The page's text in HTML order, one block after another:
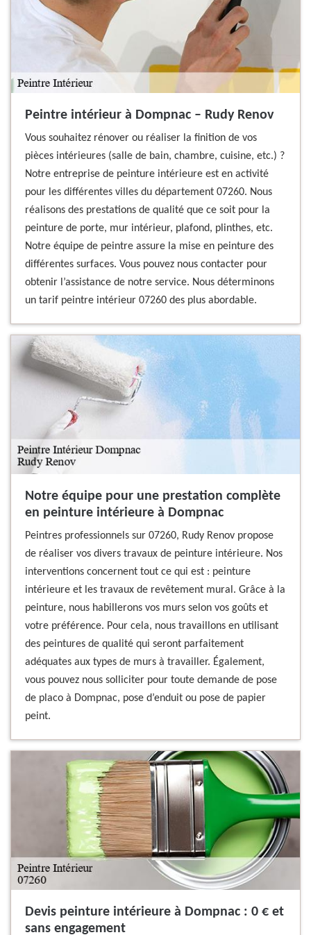
Peintre intérieur à Dompnac – Rudy Renov
Vous souhaitez rénover ou réaliser la finition de vos
pièces intérieures (salle de bain, chambre, cuisine, etc.) ?
Notre entreprise de peinture intérieure est en activité
pour les différentes villes du département 07260. Nous
réalisons des prestations de qualité que ce soit pour la
peinture de porte, mur intérieur, plafond, plinthes, etc.
Notre équipe de peintre assure la mise en peinture des
différentes surfaces. Vous pouvez nous contacter pour
obtenir l’assistance de notre service. Nous déterminons
un tarif peintre intérieur 07260 des plus abordable.
Notre équipe pour une prestation complète
en peinture intérieure à Dompnac
Peintres professionnels sur 07260, Rudy Renov propose
de réaliser vos divers travaux de peinture intérieure. Nos
interventions concernent tout ce qui est : peinture
intérieure et les travaux de revêtement mural. Grâce à la
peinture, nous habillerons vos murs selon vos goûts et
votre préférence. Pour cela, nous travaillons en utilisant
des peintures de qualité qui seront parfaitement
adéquates aux types de murs à travailler. Également,
vous pouvez nous solliciter pour toute demande de pose
de placo à Dompnac, pose d’enduit ou pose de papier
peint.
Devis peinture intérieure à Dompnac : 0 € et
sans engagement